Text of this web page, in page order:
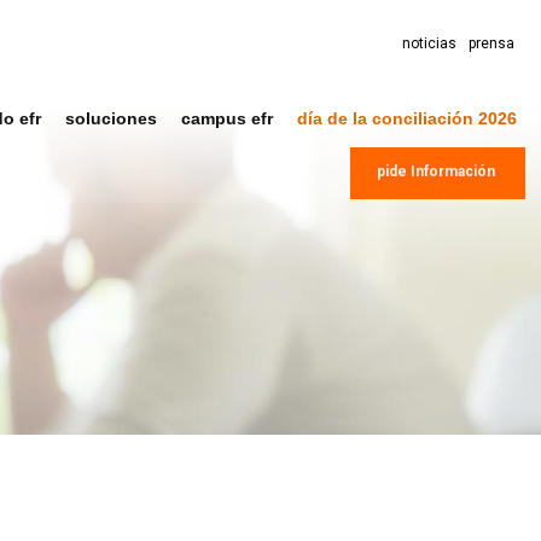
noticias prensa
efr soluciones campus efr día de la conciliación 2026
pide Información